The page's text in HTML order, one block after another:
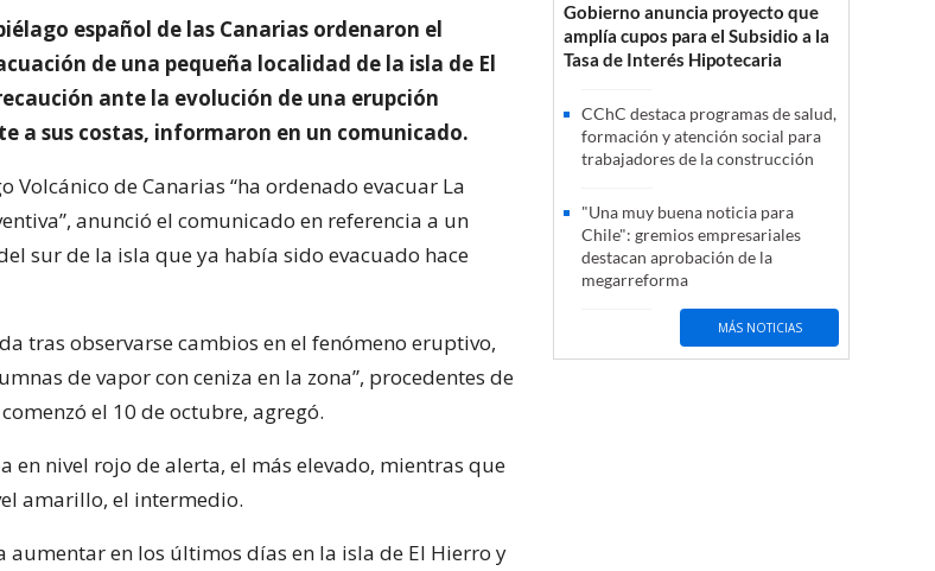
español de las Canarias ordenaron el
de una pequeña localidad de la isla de El
ante la evolución de una erupción
a sus costas, informaron en un comunicado.
Volcánico de Canarias “ha ordenado evacuar La
anunció el comunicado en referencia a un
sur de la isla que ya había sido evacuado hace
tras observarse cambios en el fenómeno eruptivo,
de vapor con ceniza en la zona”, procedentes de
el 10 de octubre, agregó.
en nivel rojo de alerta, el más elevado, mientras que
amarillo, el intermedio.
aumentar en los últimos días en la isla de El Hierro y
Gobierno anuncia proyecto que
amplía cupos para el Subsidio a la
Tasa de Interés Hipotecaria
CChC destaca programas de salud,
formación y atención social para
trabajadores de la construcción
"Una muy buena noticia para
Chile": gremios empresariales
destacan aprobación de la
megarreforma
MÁS NOTICIAS